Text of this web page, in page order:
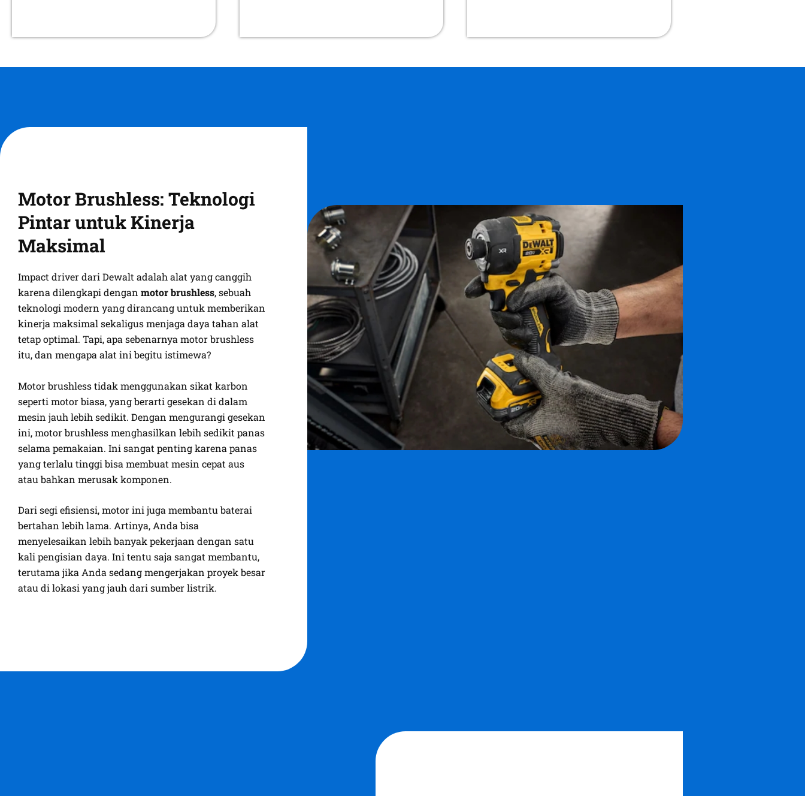
Motor Brushless: Teknologi
Pintar untuk Kinerja
Maksimal
Impact driver dari Dewalt adalah alat yang canggih
karena dilengkapi dengan motor brushless, sebuah
teknologi modern yang dirancang untuk memberikan
kinerja maksimal sekaligus menjaga daya tahan alat
tetap optimal. Tapi, apa sebenarnya motor brushless
itu, dan mengapa alat ini begitu istimewa?
Motor brushless tidak menggunakan sikat karbon
seperti motor biasa, yang berarti gesekan di dalam
mesin jauh lebih sedikit. Dengan mengurangi gesekan
ini, motor brushless menghasilkan lebih sedikit panas
selama pemakaian. Ini sangat penting karena panas
yang terlalu tinggi bisa membuat mesin cepat aus
atau bahkan merusak komponen.
Dari segi efisiensi, motor ini juga membantu baterai
bertahan lebih lama. Artinya, Anda bisa
menyelesaikan lebih banyak pekerjaan dengan satu
kali pengisian daya. Ini tentu saja sangat membantu,
terutama jika Anda sedang mengerjakan proyek besar
atau di lokasi yang jauh dari sumber listrik.